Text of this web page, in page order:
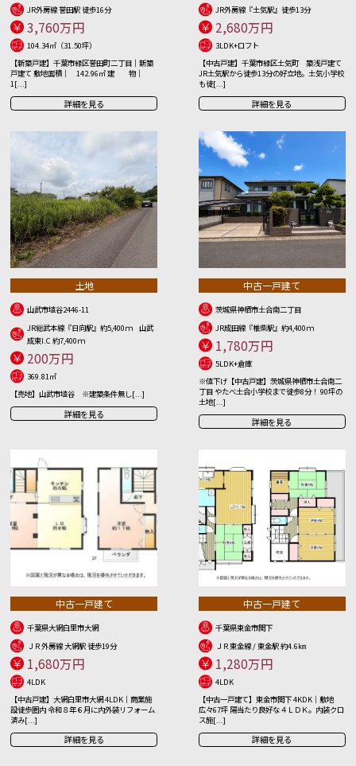
JR外房線 誉田駅 徒歩16分
3,760万円
104.34㎡（31.50坪）
【新築戸建】千葉市緑区誉田町二丁目｜新築
戸建て 敷地面積｜ 142.96㎡ 建 物｜
1[...]
詳細を見る
JR外房線『土気駅』徒歩13分
2,680万円
3LDK+ロフト
【中古戸建】千葉市緑区土気町 築浅戸建て
JR土気駅から徒歩13分の好立地。土気小学校
も徒[...]
詳細を見る
土地
山武市埴谷2446-11
JR総武本線『日向駅』約5,400ｍ 山武
成東I.C 約7,400ｍ
200万円
369.81㎡
【売地】山武市埴谷 ※建築条件無し[...]
詳細を見る
中古一戸建て
茨城県神栖市土合南二丁目
JR成田線『椎柴駅』約4,400ｍ
1,780万円
5LDK+倉庫
※値下げ【中古戸建】茨城県神栖市土合南二
丁目 やたべ土合小学校まで徒歩8分！ 90坪の
土地[...]
詳細を見る
中古一戸建て
千葉県大網白里市大網
ＪＲ外房線 大網駅 徒歩19分
1,680万円
4LDK
【中古戸建】大網白里市大網 4LDK｜商業施
設徒歩圏内 令和８年６月に内外装リフォーム
済み[...]
詳細を見る
中古一戸建て
千葉県東金市関下
ＪＲ東金線 / 東金駅 約4.6㎞
1,280万円
4LDK
【中古一戸建て】東金市関下 4KDK｜敷地
広々67坪 陽当たり良好な４ＬＤＫ。内装クロ
ス施[...]
詳細を見る